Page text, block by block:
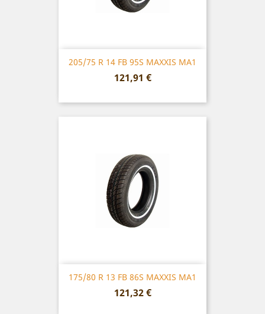
205/75 R 14 FB 95S MAXXIS MA1
Prix
121,91 €
175/80 R 13 FB 86S MAXXIS MA1
Prix
121,32 €